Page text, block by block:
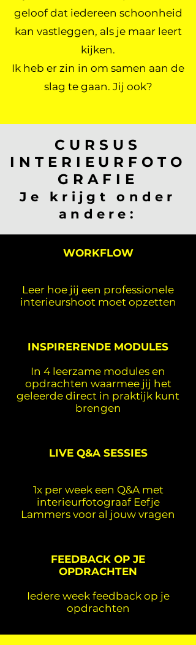
geloof dat iedereen schoonheid
kan vastleggen, als je maar leert
kijken.
Ik heb er zin in om samen aan de
slag te gaan. Jij ook?
CURSUS
INTERIEURFOTO
GRAFIE
Je krijgt onder
andere:
WORKFLOW
Leer hoe jij een professionele
interieurshoot moet opzetten
INSPIRERENDE MODULES
In 4 leerzame modules en
opdrachten waarmee jij het
geleerde direct in praktijk kunt
brengen
LIVE Q&A SESSIES
1x per week een Q&A met
interieurfotograaf Eefje
Lammers voor al jouw vragen
FEEDBACK OP JE
OPDRACHTEN
Iedere week feedback op je
opdrachten